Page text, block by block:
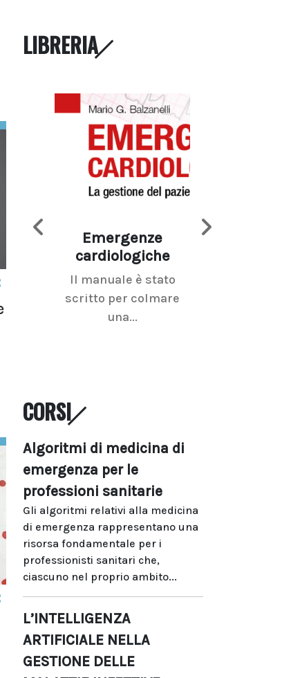
LIBRERIA
Emergenze
cardiologiche
Il manuale è stato
scritto per colmare
una...
CORSI
Algoritmi di medicina di
emergenza per le
professioni sanitarie
Gli algoritmi relativi alla medicina
di emergenza rappresentano una
risorsa fondamentale per i
professionisti sanitari che,
ciascuno nel proprio ambito...
L’INTELLIGENZA
ARTIFICIALE NELLA
GESTIONE DELLE